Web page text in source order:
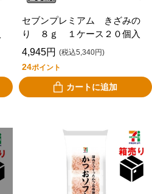
セブンプレミアム きざみの
り ８ｇ １ケース２０個入
4,945円 (税込5,340円)
24ポイント
カートに追加